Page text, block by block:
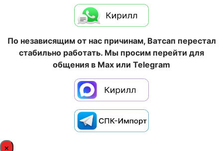
По независящим от нас причинам, Ватсап перестал
стабильно работать. Мы просим перейти для
общения в Max или Telegram
×